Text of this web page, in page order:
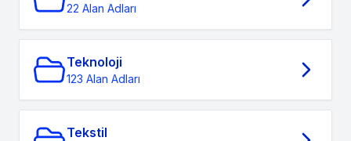
22 Alan Adları
Teknoloji
123 Alan Adları
Tekstil